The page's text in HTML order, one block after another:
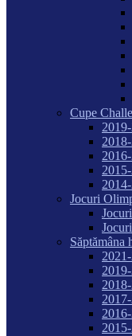
Cupe
Jocuri
Săptămâna